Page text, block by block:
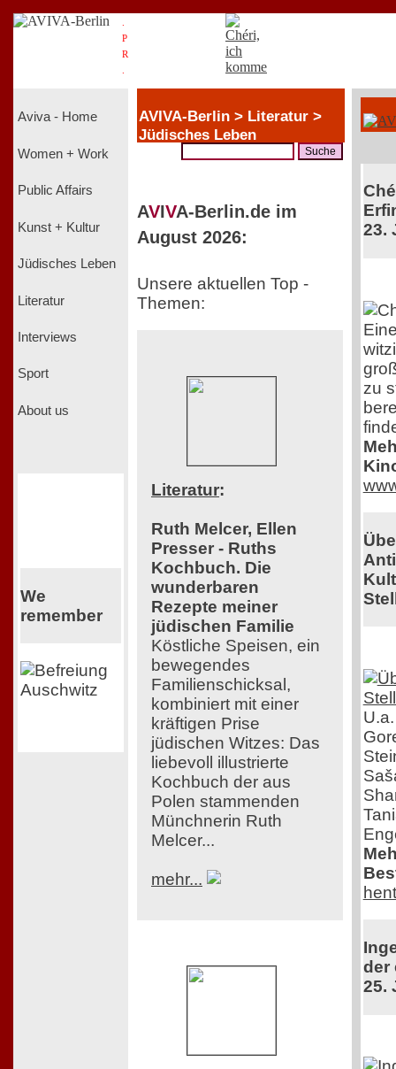
P
R
Aviva - Home
Women + Work
Public Affairs
Kunst + Kultur
Jüdisches Leben
Literatur
Interviews
Sport
About us
We
remember
AVIVA-Berlin > Literatur >
Jüdisches Leben
AVIVA-Berlin.de im
August 2026:
Unsere aktuellen Top -
Themen:
Literatur:
Ruth Melcer, Ellen
Presser - Ruths
Kochbuch. Die
wunderbaren
Rezepte meiner
jüdischen Familie
Köstliche Speisen, ein
bewegendes
Familienschicksal,
kombiniert mit einer
kräftigen Prise
jüdischen Witzes: Das
liebevoll illustrierte
Kochbuch der aus
Polen stammenden
Münchnerin Ruth
Melcer...
mehr...
23.
zu
der
25.